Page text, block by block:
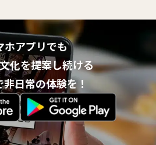
ホアプリでも
化を提案し続ける
非日常の体験を！